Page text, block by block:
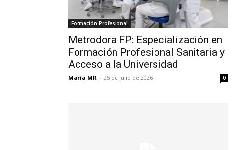
Formación Profesional
Metrodora FP: Especialización en
Formación Profesional Sanitaria y
Acceso a la Universidad
María MR - 25 de julio de 2026 0